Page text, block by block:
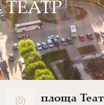
ТЕАТР
площа